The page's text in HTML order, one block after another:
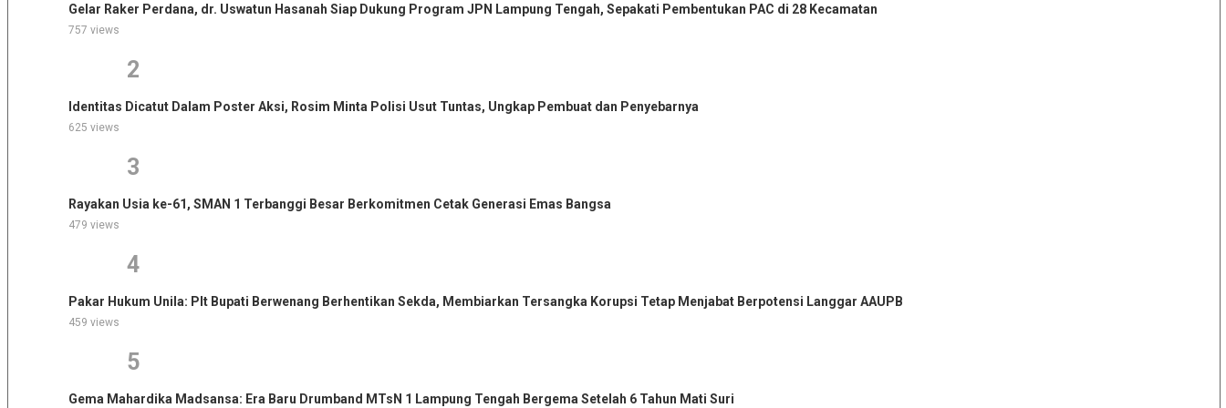
Gelar Raker Perdana, dr. Uswatun Hasanah Siap Dukung Program JPN Lampung Tengah, Sepakati Pembentukan PAC di 28 Kecamatan
757 views
2
Identitas Dicatut Dalam Poster Aksi, Rosim Minta Polisi Usut Tuntas, Ungkap Pembuat dan Penyebarnya
625 views
3
Rayakan Usia ke-61, SMAN 1 Terbanggi Besar Berkomitmen Cetak Generasi Emas Bangsa
479 views
4
Pakar Hukum Unila: Plt Bupati Berwenang Berhentikan Sekda, Membiarkan Tersangka Korupsi Tetap Menjabat Berpotensi Langgar AAUPB
459 views
5
Gema Mahardika Madsansa: Era Baru Drumband MTsN 1 Lampung Tengah Bergema Setelah 6 Tahun Mati Suri